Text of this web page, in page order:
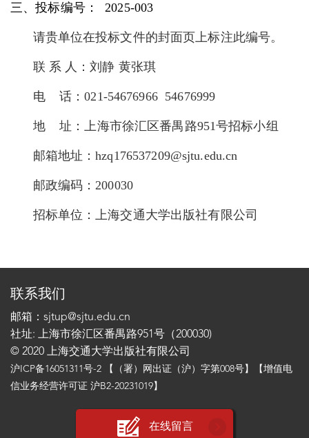
三、投标编号： 2025-003
请贵单位在投标文件的封面页上标注此编号。
联 系 人：刘静 黄张琪
电 话：021-54676966 54676999
地 址：上海市徐汇区番禺路951号招标小组
邮箱地址：hzq176537209@sjtu.edu.cn
邮政编码：200030
招标单位：上海交通大学出版社有限公司
联系我们
邮箱：sjtup@sjtu.edu.cn
社址: 上海市徐汇区番禺路951号（200030)
© 2020 上海交通大学出版社有限公司
沪ICP备16051311号-2 【（署）网出证（沪）字第008号】【增值电
信业务经营许可证 沪B2-20231019】
在线留言